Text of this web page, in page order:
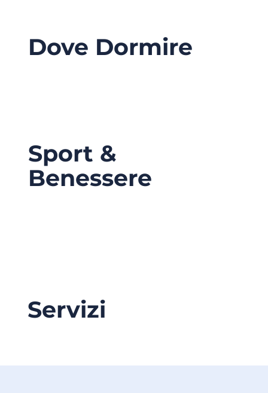
Dove Dormire
Sport &
Benessere
Servizi